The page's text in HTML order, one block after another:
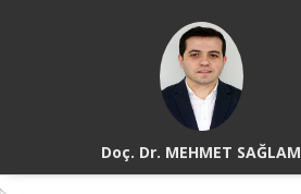
Doç. Dr. MEHMET SAĞLAM